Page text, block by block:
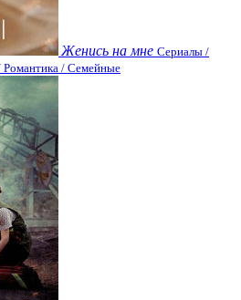
Женись на мне Сериалы /
/ Семейные